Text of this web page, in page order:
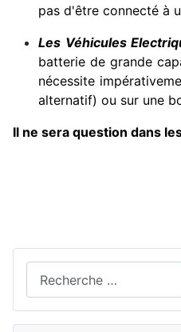
pas d'être connecté à
Les Véhicules
batterie de grande
nécessite
alternatif) ou sur une
Il ne sera question dans